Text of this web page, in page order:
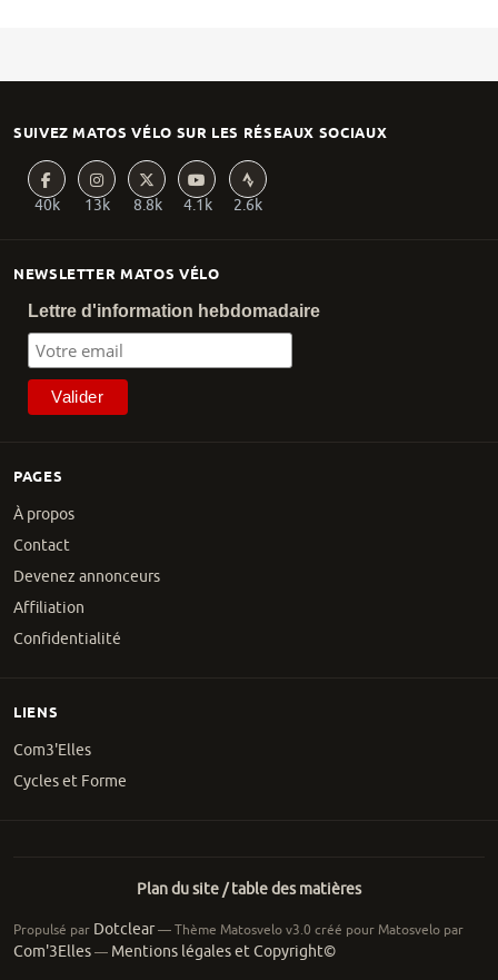
PAGES
À propos
Contact
Devenez annonceurs
Affiliation
Confidentialité
NEWSLETTER MATOS VÉLO
Lettre d'information hebdomadaire
SUIVEZ MATOS VÉLO SUR LES RÉSEAUX SOCIAUX
40k 13k 8.8k 4.1k 2.6k
LIENS
Com3'Elles
Cycles et Forme
Plan du site / table des matières
Propulsé par Dotclear— Thème Matosvelo v3.0 créé pour Matosvelo par
Com'3Elles— Mentions légales et Copyright©